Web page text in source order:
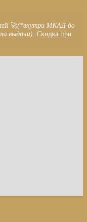
🚀(*внутри МКАД до
выдачи). Скидка при